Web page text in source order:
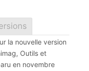
la nouvelle version
Outils et
en novembre